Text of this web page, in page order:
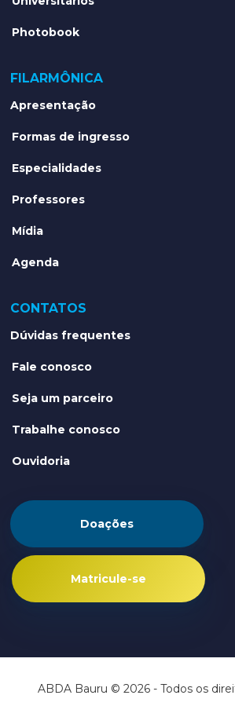
Photobook
FILARMÔNICA
Apresentação
Formas de ingresso
Especialidades
Professores
Mídia
Agenda
CONTATOS
Dúvidas frequentes
Fale conosco
Seja um parceiro
Trabalhe conosco
Ouvidoria
Doações
Matricule-se
ABDA Bauru © 2026 - Todos os